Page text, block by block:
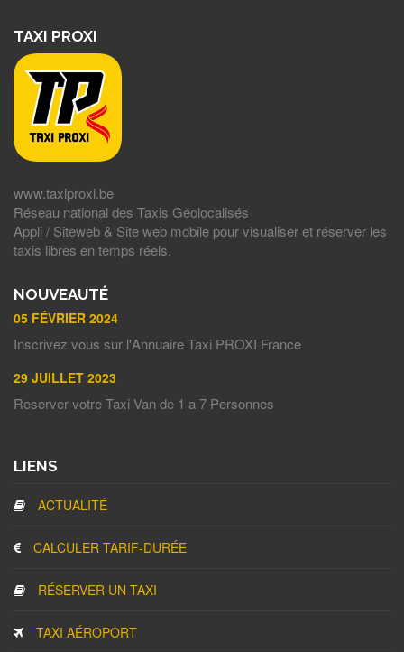
TAXI PROXI
www.taxiproxi.be
Réseau national des Taxis Géolocalisés
Appli / Siteweb & Site web mobile pour visualiser et réserver les
taxis libres en temps réels.
NOUVEAUTÉ
05 FÉVRIER 2024
Inscrivez vous sur l'Annuaire Taxi PROXI France
29 JUILLET 2023
Reserver votre Taxi Van de 1 a 7 Personnes
LIENS
ACTUALITÉ
CALCULER TARIF-DURÉE
RÉSERVER UN TAXI
TAXI AÉROPORT